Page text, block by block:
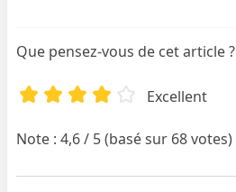
Que pensez-vous de cet article ?
Excellent
Note : 4,6 / 5 (basé sur 68 votes)